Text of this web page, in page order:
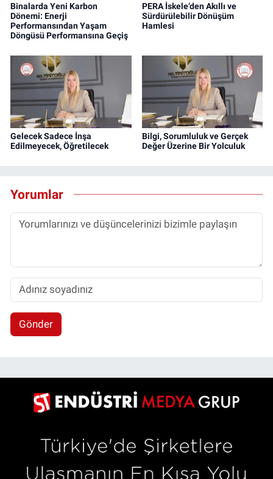
Binalarda Yeni Karbon
Dönemi: Enerji
Performansından Yaşam
Döngüsü Performansına Geçiş
PERA İskele’den Akıllı ve
Sürdürülebilir Dönüşüm
Hamlesi
Gelecek Sadece İnşa
Edilmeyecek, Öğretilecek
Bilgi, Sorumluluk ve Gerçek
Değer Üzerine Bir Yolculuk
Yorumlar
Gönder